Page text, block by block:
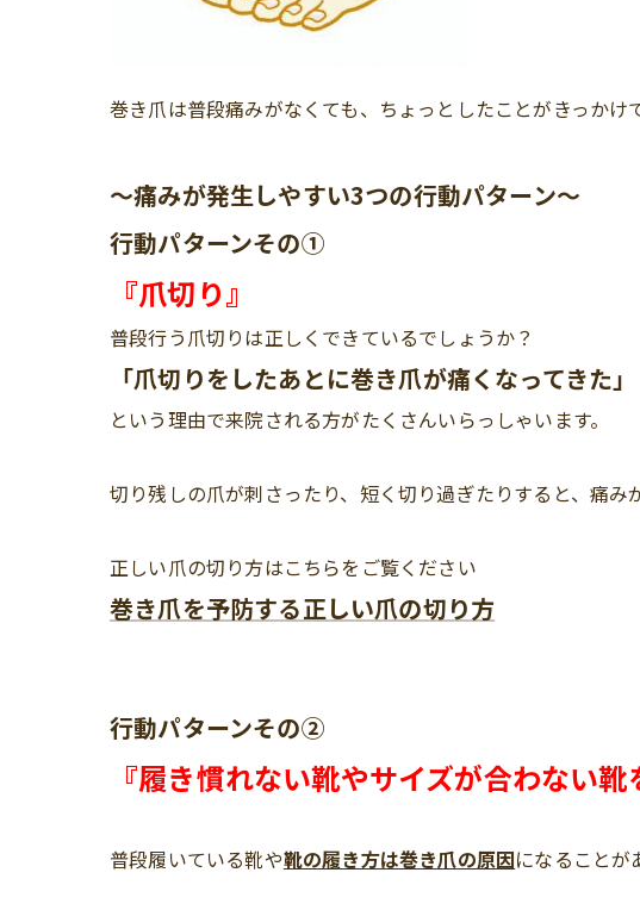
巻き爪は普段痛みがなくても、ちょっとしたことがきっかけ
〜痛みが発生しやすい3つの行動パターン〜
行動パターンその①
『爪切り』
普段行う爪切りは正しくできているでしょうか？
「爪切りをしたあとに巻き爪が痛くなってきた」
という理由で来院される方がたくさんいらっしゃいます。
切り残しの爪が刺さったり、短く切り過ぎたりすると、痛み
正しい爪の切り方はこちらをご覧ください
巻き爪を予防する正しい爪の切り方
行動パターンその②
『履き慣れない靴やサイズが合わない靴
普段履いている靴や靴の履き方は巻き爪の原因になることが